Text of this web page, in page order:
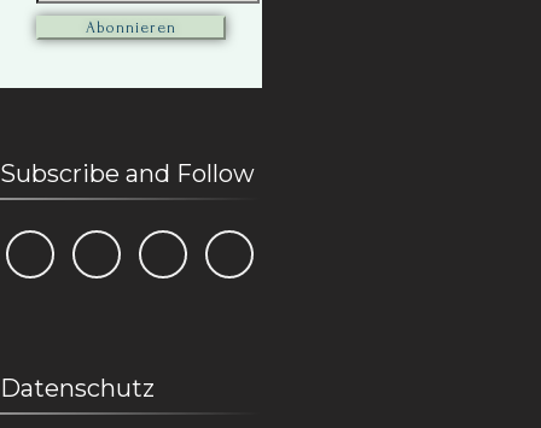
Subscribe and Follow
Datenschutz